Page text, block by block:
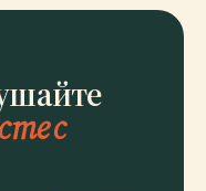
с